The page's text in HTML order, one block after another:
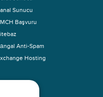
Sunucu
Başvuru
Anti-Spam
Hosting